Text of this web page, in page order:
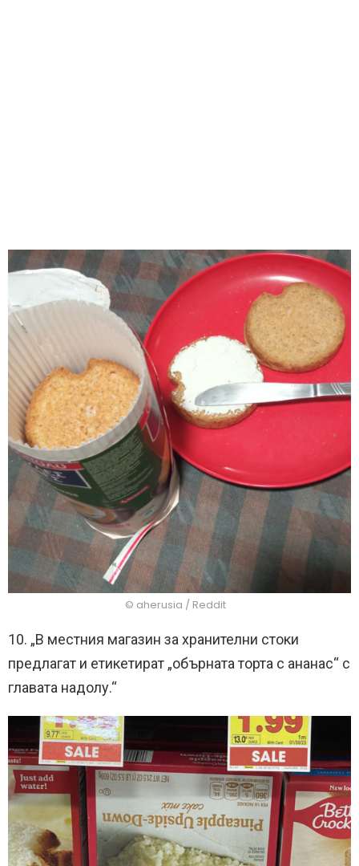
© aherusia / Reddit
10. „В местния магазин за хранителни стоки
предлагат и етикетират „обърната торта с ананас“ с
главата надолу.“